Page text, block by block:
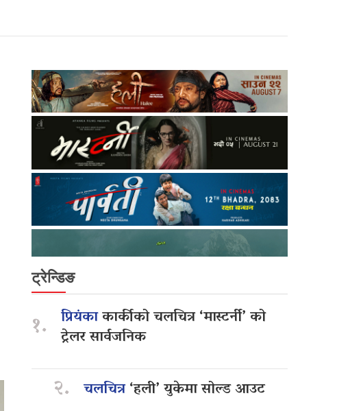
ट्रेन्डिङ
१. प्रियंकाकार्कीको चलचित्र ‘मास्टर्नी’ को
ट्रेलर सार्वजनिक
२. चलचित्र‘हली’ युकेमा सोल्ड आउट